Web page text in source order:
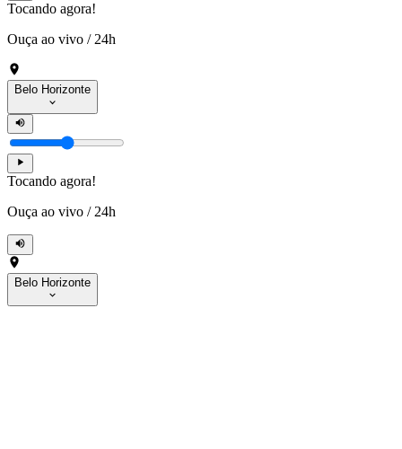
Tocando agora!
Ouça ao vivo / 24h
Belo Horizonte
Tocando agora!
Ouça ao vivo / 24h
Belo Horizonte